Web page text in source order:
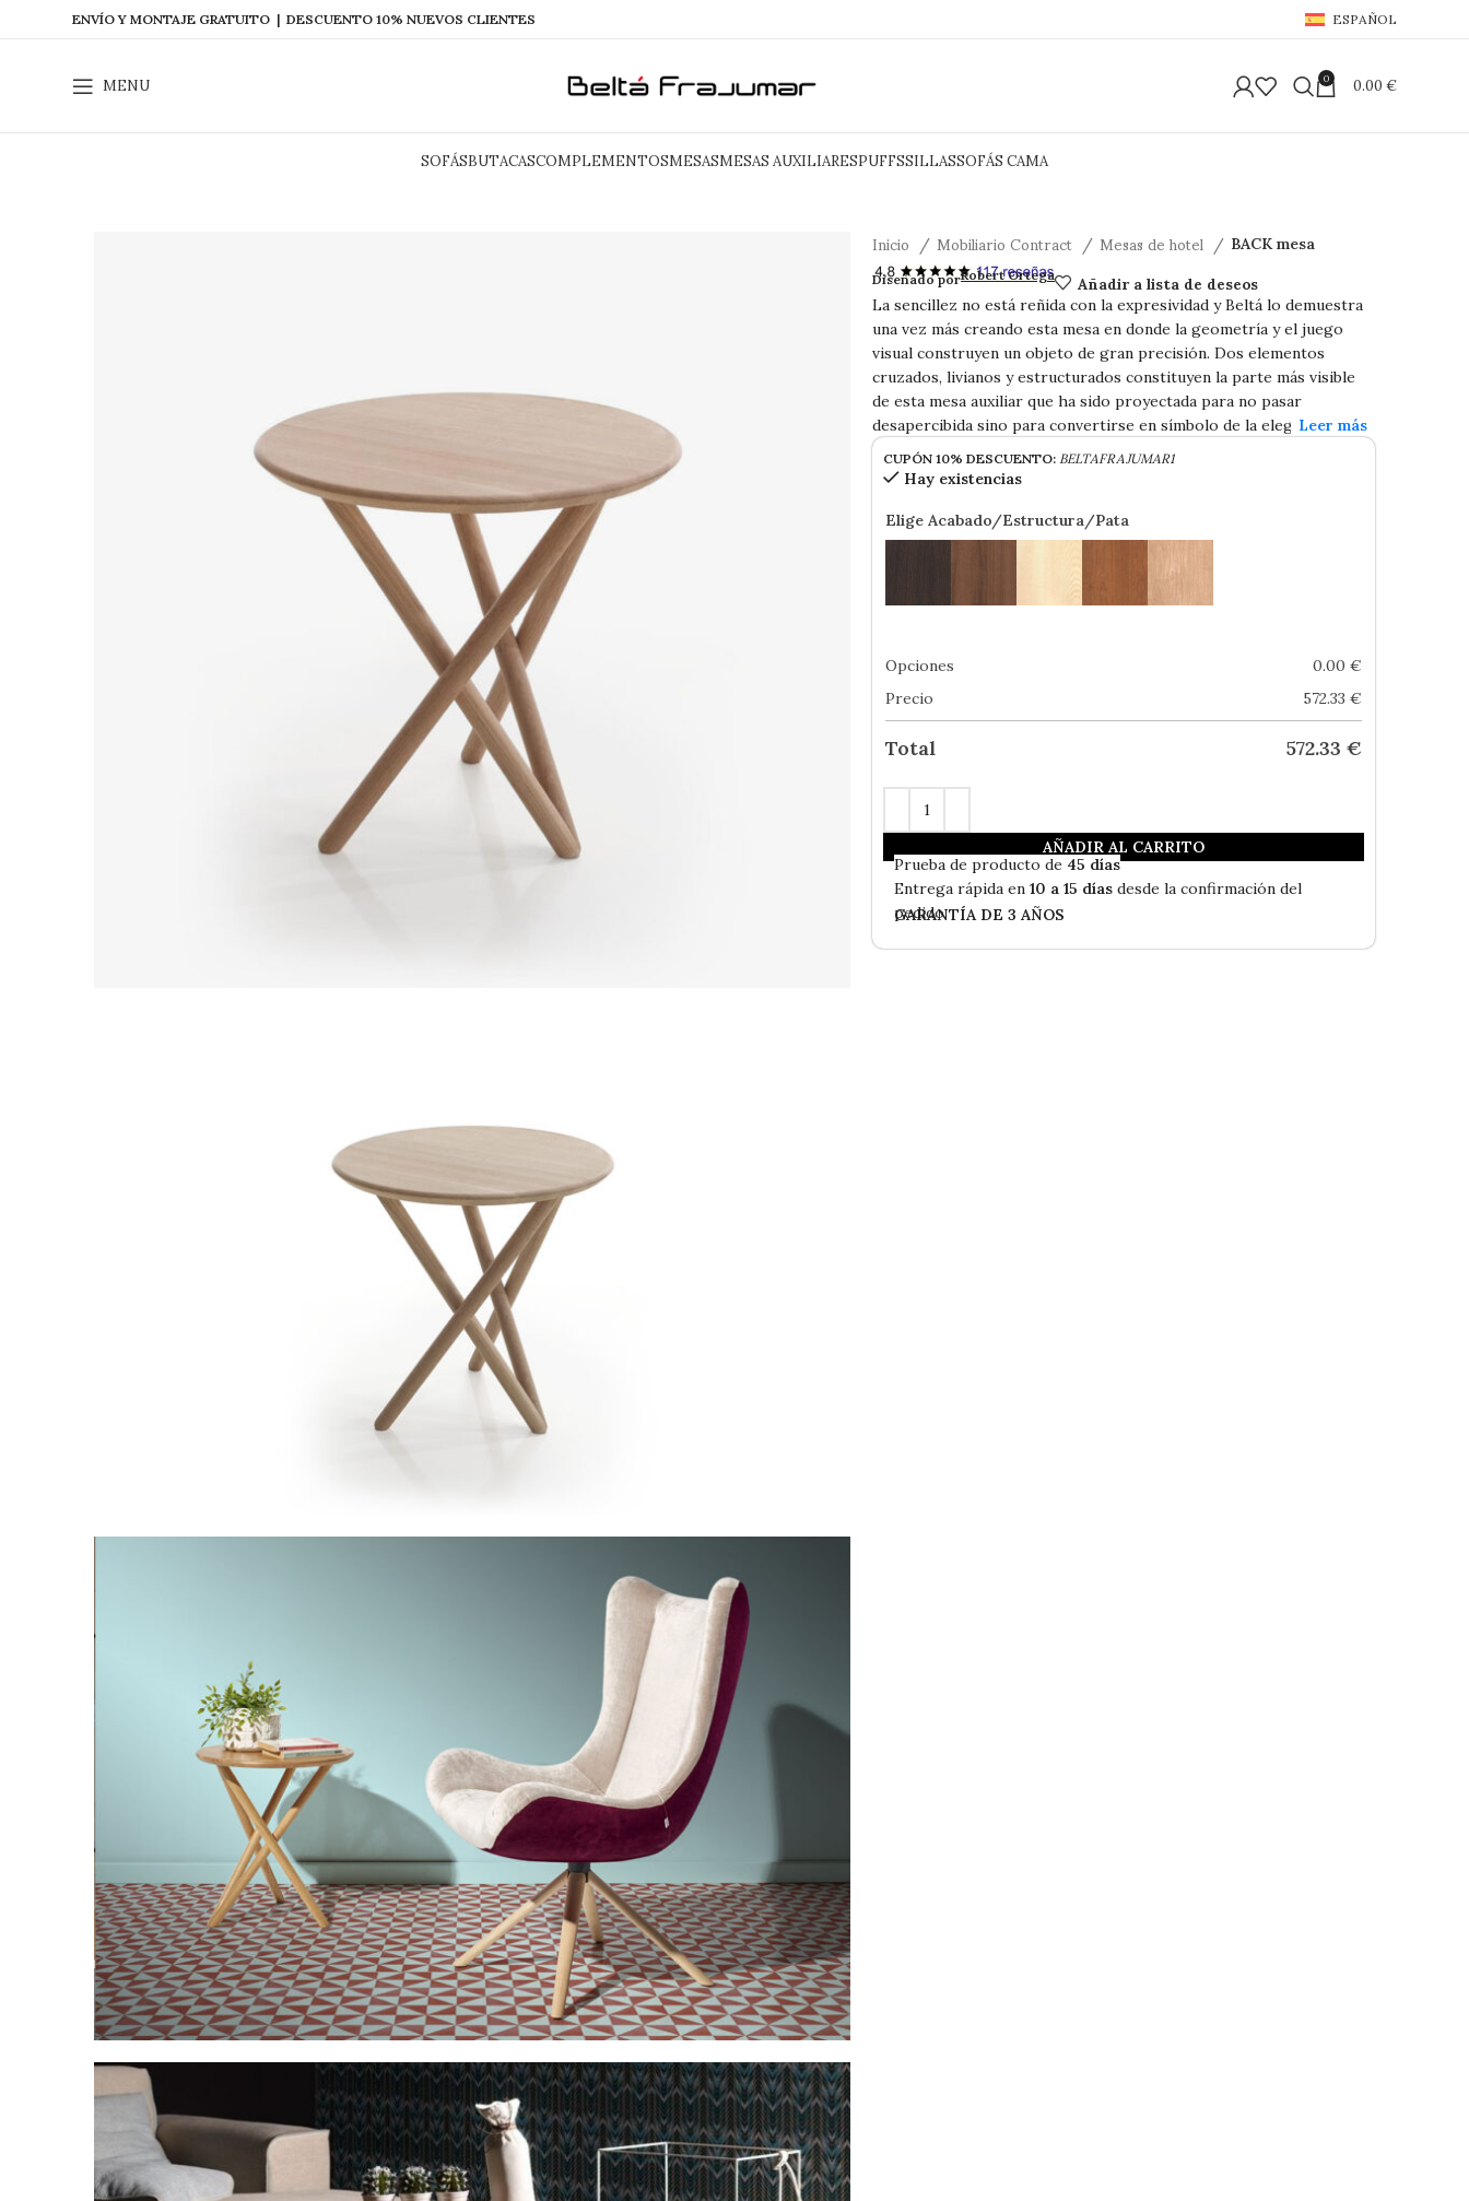
ENVÍO Y MONTAJE GRATUITO | DESCUENTO 10% NUEVOS CLIENTES ESPAÑOL
MENU 0 0.00 €
SOFÁSBUTACASCOMPLEMENTOSMESASMESAS AUXILIARESPUFFSSILLASSOFÁS CAMA
Inicio Mobiliario Contract Mesas de hotel BACK mesa
BACK mesa
Diseñado porRobert Ortega Añadir a lista de deseos
La sencillez no está reñida con la expresividad y Beltá lo demuestra
una vez más creando esta mesa en donde la geometría y el juego
visual construyen un objeto de gran precisión. Dos elementos
cruzados, livianos y estructurados constituyen la parte más visible
de esta mesa auxiliar que ha sido proyectada para no pasar
desapercibida sino para convertirse en símbolo de la elegancia.
CUPÓN 10% DESCUENTO: BELTAFRAJUMAR1
Hay existencias
Elige Acabado/Estructura/Pata
Opciones 0.00 €
Precio
572.33 €
Total 572.33 €
AÑADIR AL CARRITO
EnStock- Envío Gratis
Prueba de producto de 45 días
Entrega rápida en 10 a 15 días desde la confirmación del
pedido
GARANTÍA DE 3 AÑOS